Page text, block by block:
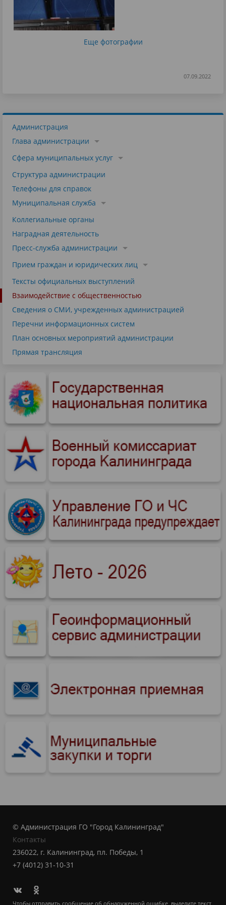
Еще фотографии
07.09.2022
Администрация
Глава администрации
Сфера муниципальных услуг
Структура администрации
Телефоны для справок
Муниципальная служба
Коллегиальные органы
Наградная деятельность
Пресс-служба администрации
Прием граждан и юридических лиц
Тексты официальных выступлений
Взаимодействие с общественностью
Сведения о СМИ, учрежденных администрацией
Перечни информационных систем
План основных мероприятий администрации
Прямая трансляция
© Администрация ГО "Город Калининград"
Контакты
236022, г. Калининград, пл. Победы, 1
+7 (4012) 31-10-31
Чтобы отправить сообщение об обнаруженной ошибке, выделите текст